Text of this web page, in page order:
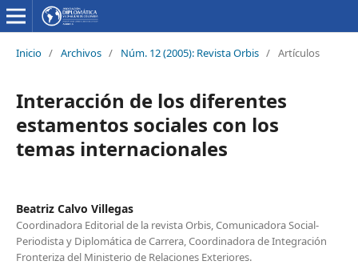
Inicio / Archivos / Núm. 12 (2005): Revista Orbis / Artículos
Interacción de los diferentes
estamentos sociales con los
temas internacionales
Beatriz Calvo Villegas
Coordinadora Editorial de la revista Orbis, Comunicadora Social-
Periodista y Diplomática de Carrera, Coordinadora de Integración
Fronteriza del Ministerio de Relaciones Exteriores.